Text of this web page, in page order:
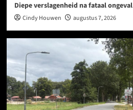
Diepe verslagenheid na fataal ongeval
Cindy Houwen augustus 7, 2026